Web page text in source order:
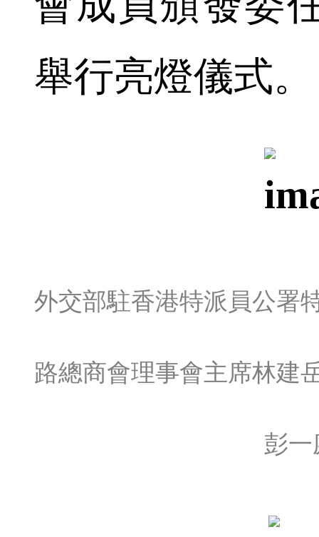
舉行亮燈儀式。
外交部駐香港特派員公署
路總商會理事會主席林建
彭一